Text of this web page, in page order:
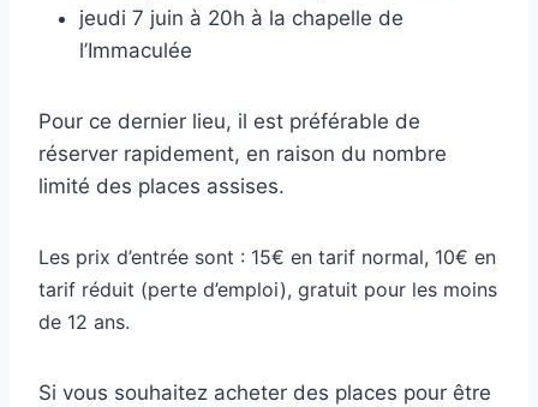
jeudi 7 juin à 20h à la chapelle de
l’Immaculée
Pour ce dernier lieu, il est préférable de
réserver rapidement, en raison du nombre
limité des places assises.
Les prix d’entrée sont : 15€ en tarif normal, 10€ en
tarif réduit (perte d’emploi), gratuit pour les moins
de 12 ans.
Si vous souhaitez acheter des places pour être